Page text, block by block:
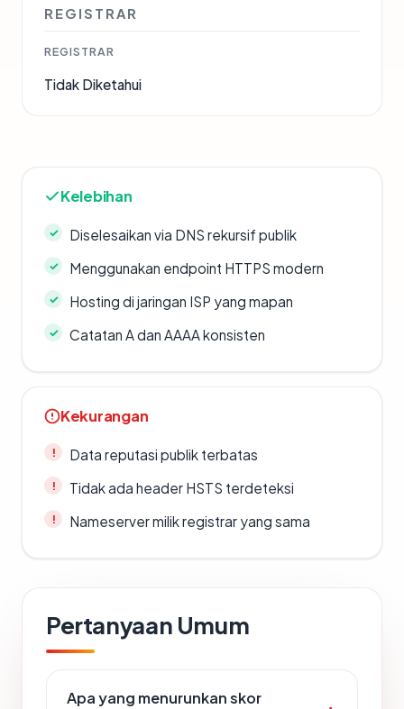
REGISTRAR
REGISTRAR
Tidak Diketahui
Kelebihan
Diselesaikan via DNS rekursif publik
Menggunakan endpoint HTTPS modern
Hosting di jaringan ISP yang mapan
Catatan A dan AAAA konsisten
Kekurangan
Data reputasi publik terbatas
Tidak ada header HSTS terdeteksi
Nameserver milik registrar yang sama
Pertanyaan Umum
Apa yang menurunkan skor